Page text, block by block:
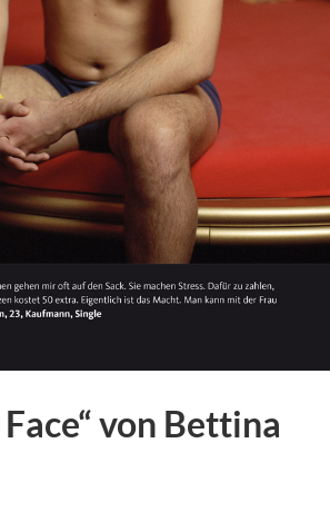
Face“ von Bettina